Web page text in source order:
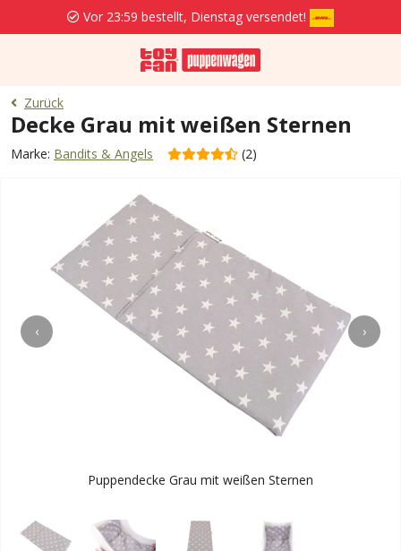
Vor 23:59 bestellt, Dienstag versendet!
Zurück
Decke Grau mit weißen Sternen
Marke: Bandits & Angels (2)
‹ ›
Puppendecke Grau mit weißen Sternen